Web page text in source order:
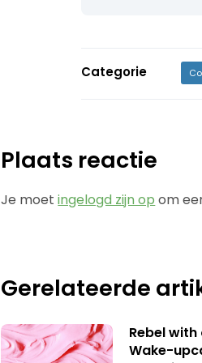
Categorie
Plaats reactie
Je moetingelogd zijn op om
Gerelateerde
Rebel
Wake-